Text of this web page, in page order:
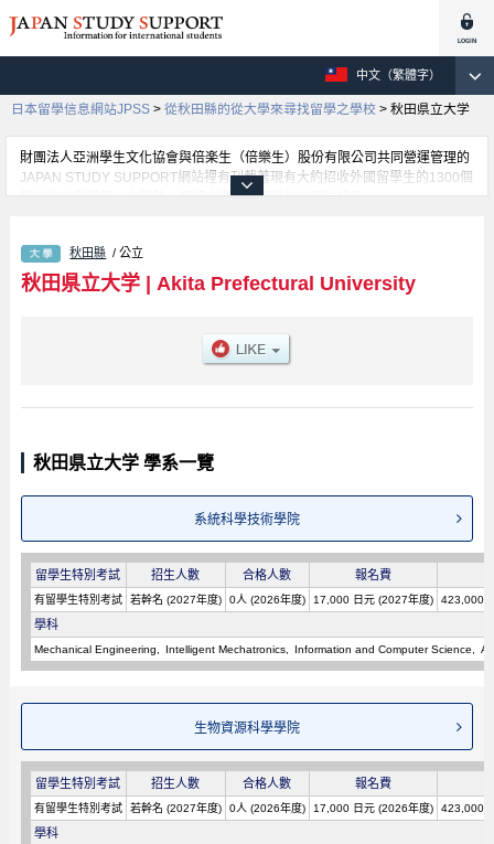
中文（繁體字）
日本留學信息網站JPSS > 從秋田縣的從大學來尋找留學之學校 > 秋田県立大学
財團法人亞洲學生文化協會與倍楽生（倍樂生）股份有限公司共同營運管理的
JAPAN STUDY SUPPORT網站裡有刊載著現有大約招收外國留學生的1300個
學校的大學學部、大學院、短期大學、專門學校的招生訊息。
資訊、設施介紹、聯絡方式等對外國留學生是必要之訊息都刊載於此，請務必
查閱及利用此網站。
秋田縣 / 公立
秋田県立大学| Akita Prefectural University
秋田県立大学 學系一覽
系統科學技術學院
留學生特別考試 招生人數 合格人數 報名費
有留學生特別考試 若幹名 (2027年度) 0人 (2026年度) 17,000 日元 (2027年度) 423,000
學科
Mechanical Engineering Intelligent Mechatronics Information and Computer Science
生物資源科學學院
留學生特別考試 招生人數 合格人數 報名費
有留學生特別考試 若幹名 (2027年度) 0人 (2026年度) 17,000 日元 (2026年度) 423,000
學科